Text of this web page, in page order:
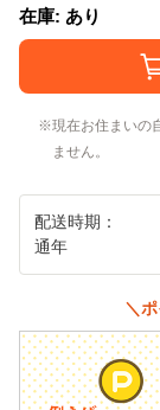
在庫: あり
現在お住まいの
ません。
配送時期：
通年
＼